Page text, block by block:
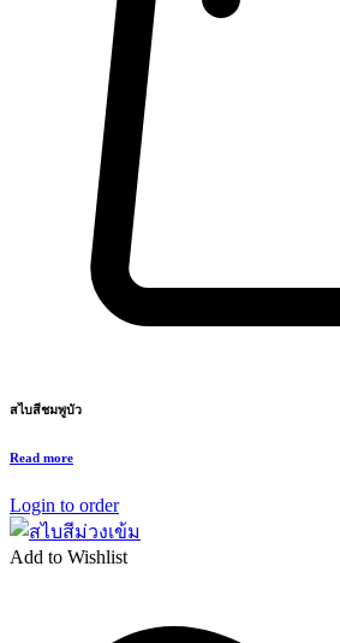
สไบสีชมพูบัว
Read more
Login to order
Add to Wishlist